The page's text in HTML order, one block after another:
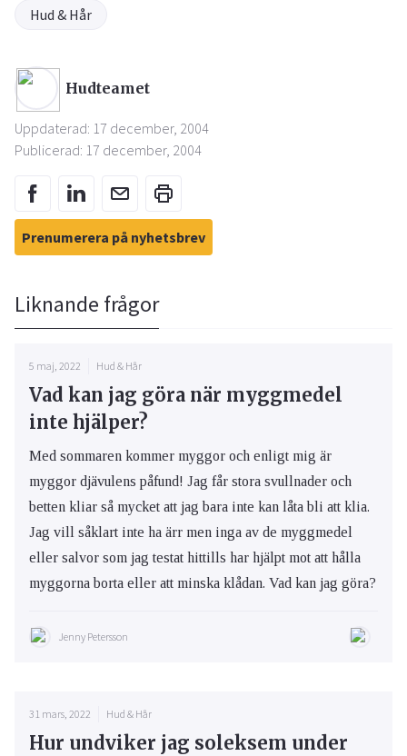
Hud & Hår
Hudteamet
Uppdaterad: 17 december, 2004
Publicerad: 17 december, 2004
Prenumerera på nyhetsbrev
Liknande frågor
5 maj, 2022 Hud & Hår
Vad kan jag göra när myggmedel
inte hjälper?
Med sommaren kommer myggor och enligt mig är
myggor djävulens påfund! Jag får stora svullnader och
betten kliar så mycket att jag bara inte kan låta bli att klia.
Jag vill såklart inte ha ärr men inga av de myggmedel
eller salvor som jag testat hittills har hjälpt mot att hålla
myggorna borta eller att minska klådan. Vad kan jag göra?
Jenny Petersson
31 mars, 2022 Hud & Hår
Hur undviker jag soleksem under